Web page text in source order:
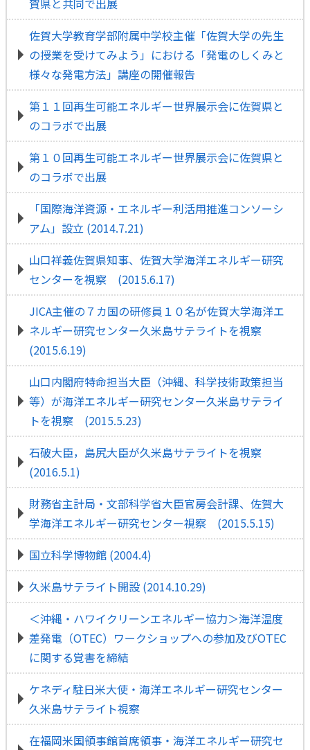
佐賀大学教育学部附属中学校主催「佐賀大学の先生
の授業を受けてみよう」における「発電のしくみと
様々な発電方法」講座の開催報告
第１１回再生可能エネルギー世界展示会に佐賀県と
のコラボで出展
第１０回再生可能エネルギー世界展示会に佐賀県と
のコラボで出展
「国際海洋資源・エネルギー利活用推進コンソーシ
アム」設立 (2014.7.21)
山口祥義佐賀県知事、佐賀大学海洋エネルギー研究
センターを視察 (2015.6.17)
JICA主催の７カ国の研修員１０名が佐賀大学海洋エ
ネルギー研究センター久米島サテライトを視察
(2015.6.19)
山口内閣府特命担当大臣（沖縄、科学技術政策担当
等）が海洋エネルギー研究センター久米島サテライ
トを視察 (2015.5.23)
石破大臣，島尻大臣が久米島サテライトを視察
(2016.5.1)
財務省主計局・文部科学省大臣官房会計課、佐賀大
学海洋エネルギー研究センター視察 (2015.5.15)
国立科学博物館 (2004.4)
久米島サテライト開設 (2014.10.29)
＜沖縄・ハワイクリーンエネルギー協力＞海洋温度
差発電（OTEC）ワークショップへの参加及びOTEC
に関する覚書を締結
ケネディ駐日米大使・海洋エネルギー研究センター
久米島サテライト視察
在福岡米国領事館首席領事・海洋エネルギー研究セ